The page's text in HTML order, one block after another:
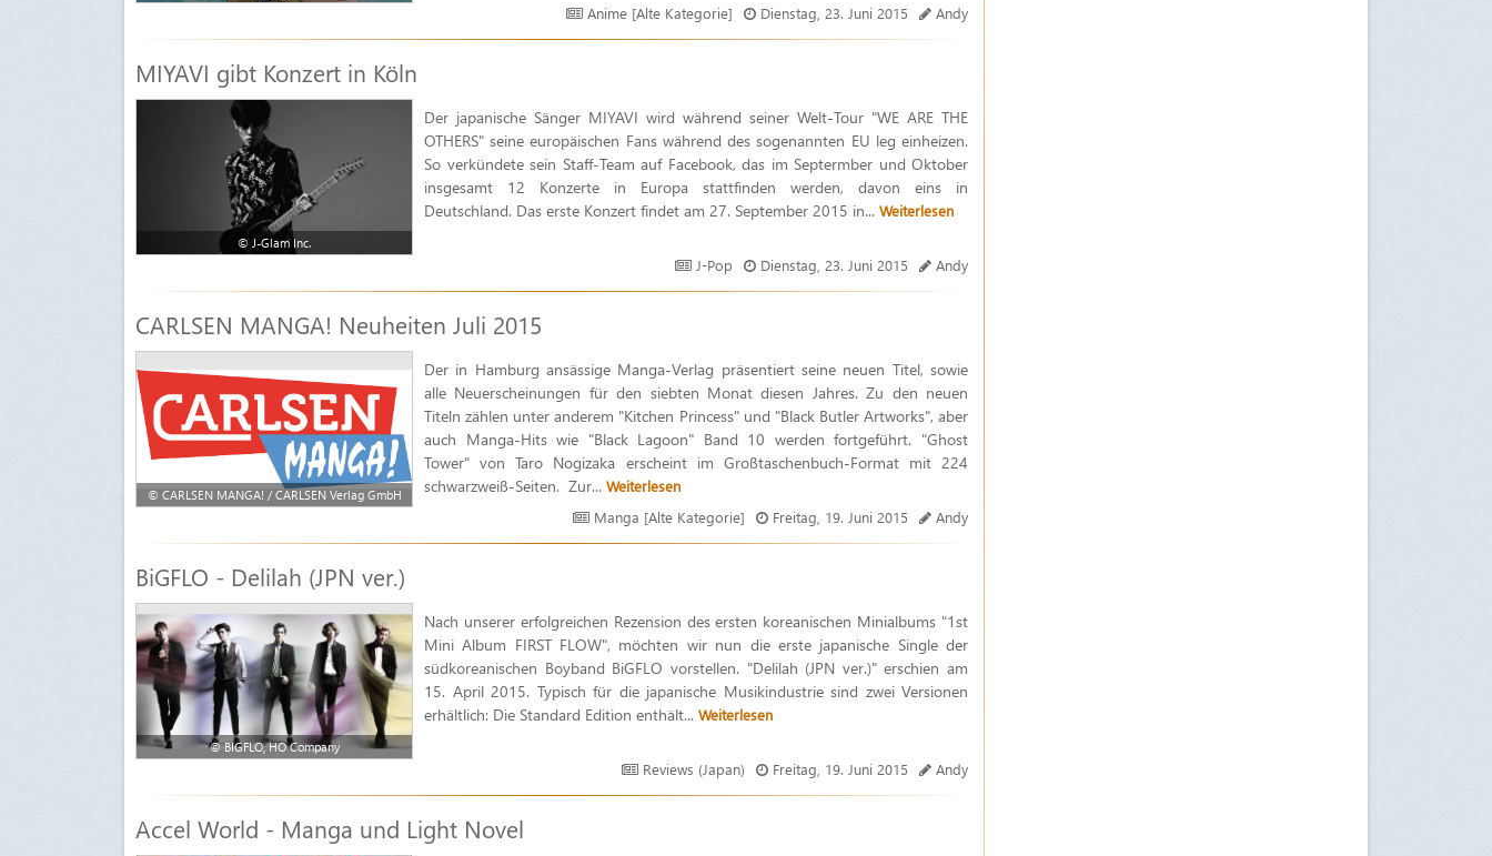
Anime [Alte Kategorie]
Dienstag, 23. Juni 2015 Andy
MIYAVI gibt Konzert in Köln
© J-Glam Inc.
Der japanische Sänger MIYAVI wird während seiner Welt-Tour "WE ARE THE
OTHERS" seine europäischen Fans während des sogenannten EU leg einheizen.
So verkündete sein Staff-Team auf Facebook, das im Septermber und Oktober
insgesamt 12 Konzerte in Europa stattfinden werden, davon eins in
Deutschland. Das erste Konzert findet am 27. September 2015 in... Weiterlesen
J-Pop Dienstag, 23. Juni 2015 Andy
CARLSEN MANGA! Neuheiten Juli 2015
© CARLSEN MANGA! / CARLSEN Verlag GmbH
Der in Hamburg ansässige Manga-Verlag präsentiert seine neuen Titel, sowie
alle Neuerscheinungen für den siebten Monat diesen Jahres. Zu den neuen
Titeln zählen unter anderem "Kitchen Princess" und "Black Butler Artworks", aber
auch Manga-Hits wie "Black Lagoon" Band 10 werden fortgeführt. "Ghost
Tower" von Taro Nogizaka erscheint im Großtaschenbuch-Format mit 224
schwarzweiß-Seiten. Zur... Weiterlesen
Manga [Alte Kategorie]
Freitag, 19. Juni 2015 Andy
BiGFLO - Delilah (JPN ver.)
© BIGFLO, HO Company
Nach unserer erfolgreichen Rezension des ersten koreanischen Minialbums "1st
Mini Album FIRST FLOW", möchten wir nun die erste japanische Single der
südkoreanischen Boyband BiGFLO vorstellen. "Delilah (JPN ver.)" erschien am
15. April 2015. Typisch für die japanische Musikindustrie sind zwei Versionen
erhältlich: Die Standard Edition enthält... Weiterlesen
Reviews (Japan) Freitag, 19. Juni 2015 Andy
Accel World - Manga und Light Novel